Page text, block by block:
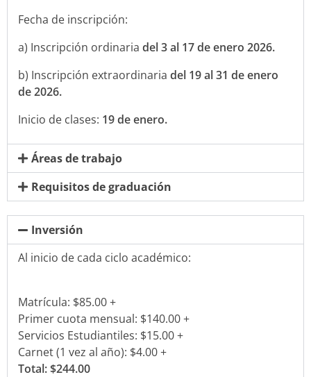
Fecha de inscripción:
a) Inscripción ordinaria del 3 al 17 de enero 2026.
b) Inscripción extraordinaria del 19 al 31 de enero
de 2026.
Inicio de clases: 19 de enero.
Áreas de trabajo
Requisitos de graduación
Inversión
Al inicio de cada ciclo académico:
Matrícula: $85.00 +
Primer cuota mensual: $140.00 +
Servicios Estudiantiles: $15.00 +
Carnet (1 vez al año): $4.00 +
Total: $244.00